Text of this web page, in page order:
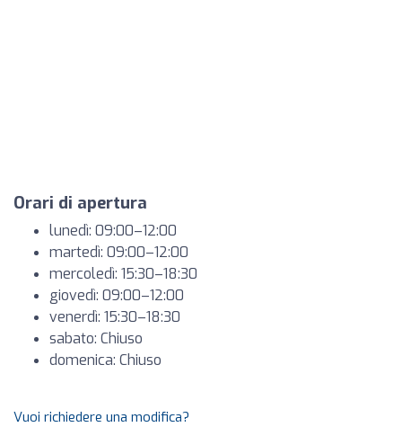
Orari di apertura
lunedì: 09:00–12:00
martedì: 09:00–12:00
mercoledì: 15:30–18:30
giovedì: 09:00–12:00
venerdì: 15:30–18:30
sabato: Chiuso
domenica: Chiuso
Vuoi richiedere una modifica?